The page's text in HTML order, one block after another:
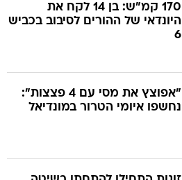
170 קמ"ש: בן 14 לקח את
היונדאי של ההורים לסיבוב בכביש
6
"אפוצץ את מסי עם 4 פצצות":
נחשפו איומי הטרור במונדיאל